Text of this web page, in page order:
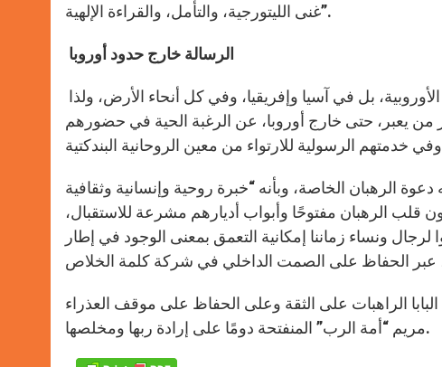
غنى الليتورجية، والتأمل، والقراءة الإلهية”.
الرسالة خارج حدود أوروبا
بل في آسيا وإفريقيا، وفي كل أنحاء الأرض، ولذا
من يعبر، حتى خارج أوروبا، عن الرغبة الحية في حضورهم
الرهبان الخاصة، وبأنه “خبرة روحية وإنسانية وثقافية
قلب الرهبان مفتوحًا وأبواب أديارهم مشرعة للاستقبال،
ونساء زماننا إمكانية التعمق بمعنى الوجود في إطار
الراهبات على الثقة وعلى الحفاظ على موقف العذراء
مريم “أمة الرب” المنفتحة دومًا على إرادة ربها ومخلصها.